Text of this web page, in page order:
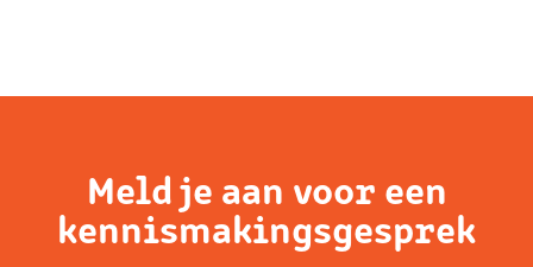
Meld je aan voor een
kennismakingsgesprek